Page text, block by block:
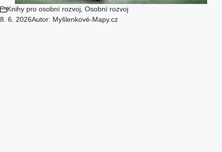
Knihy pro osobní rozvoj Osobní rozvoj
8. 6. 2026Autor: Myšlenkové-Mapy.cz